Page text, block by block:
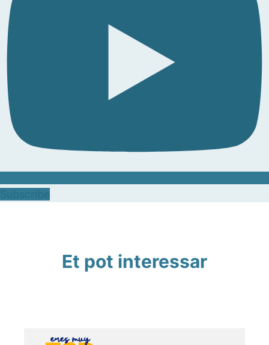
Et pot interessar